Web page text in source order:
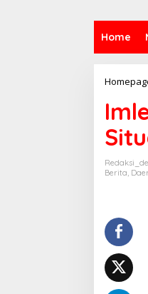
Home
Berita,